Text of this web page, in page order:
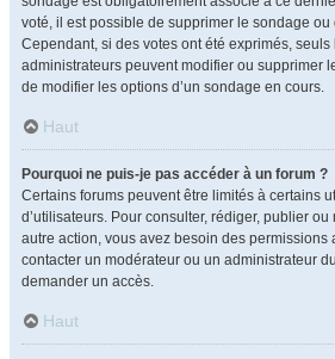
voté, il est possible de supprimer le sondage
Cependant, si des votes ont été exprimés,
administrateurs peuvent modifier ou supprimer
de modifier les options d’un sondage en cours.
Haut
Pourquoi ne puis-je pas accéder à un forum ?
Certains forums peuvent être limités à certains
d’utilisateurs. Pour consulter, rédiger, publier ou
autre action, vous avez besoin des permissions
contacter un modérateur ou un administrateur
demander un accès.
Haut